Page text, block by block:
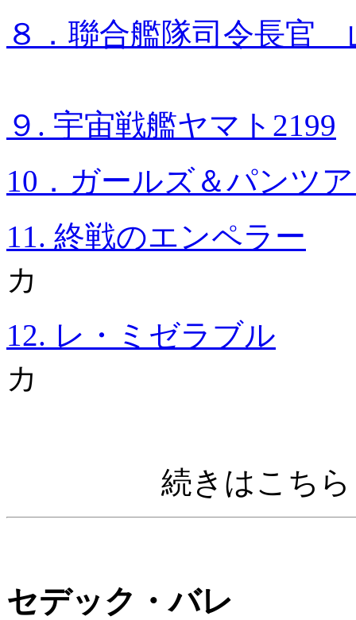
８．聯合艦隊司令長官
９. 宇宙戦艦ヤマト2199
10．ガールズ＆パンツ
11. 終戦のエンペラー
カ
12. レ・ミゼラブル
カ
続きはこちら
セデック・バレ